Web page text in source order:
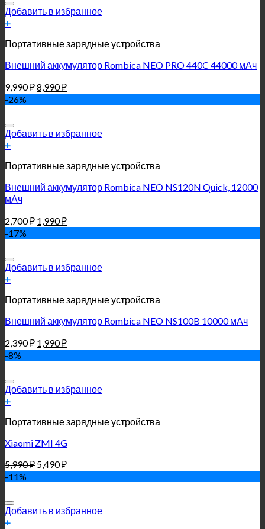
Добавить в избранное
+
Портативные зарядные устройства
Внешний аккумулятор Rombica NEO PRO 440C 44000 мАч
9,990₽8,990₽
-26%
Добавить в избранное
+
Портативные зарядные устройства
Внешний аккумулятор Rombica NEO NS120N Quick, 12000
мАч
2,700₽ 1,990₽
-17%
Добавить в избранное
+
Портативные зарядные устройства
Внешний аккумулятор Rombica NEO NS100B 10000 мАч
2,390₽ 1,990₽
-8%
Добавить в избранное
+
Портативные зарядные устройства
Xiaomi ZMI 4G
5,990₽ 5,490₽
-11%
Добавить в избранное
+